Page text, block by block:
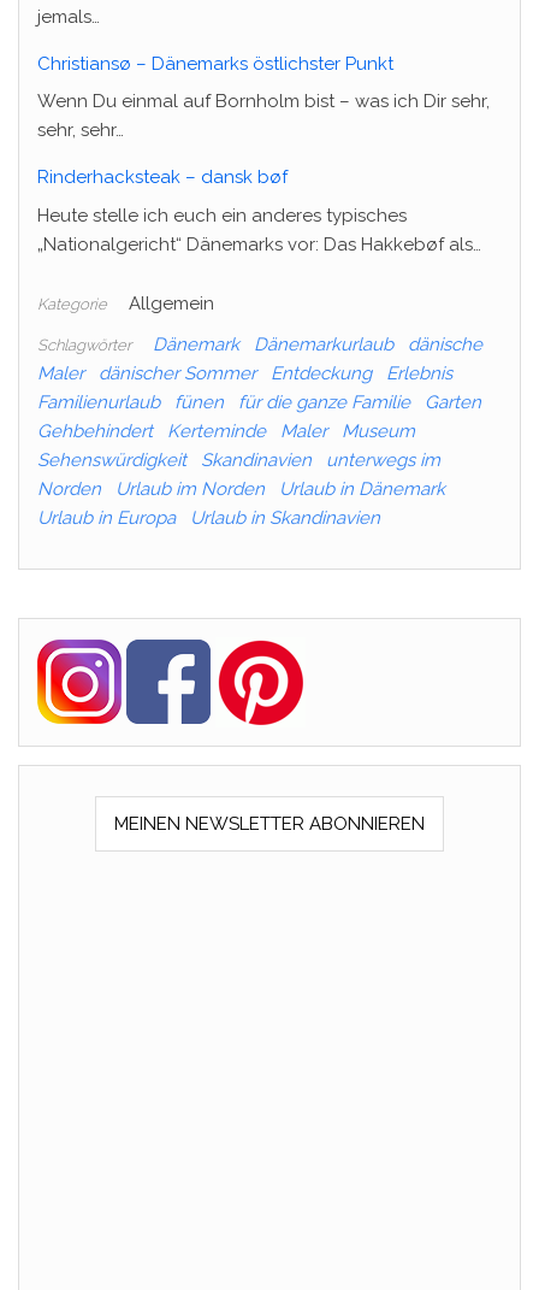
jemals…
Christiansø – Dänemarks östlichster Punkt
Wenn Du einmal auf Bornholm bist – was ich Dir sehr,
sehr, sehr…
Rinderhacksteak – dansk bøf
Heute stelle ich euch ein anderes typisches
„Nationalgericht“ Dänemarks vor: Das Hakkebøf als…
Kategorie Allgemein
Schlagwörter Dänemark Dänemarkurlaub
dänische
Maler
dänischer Sommer Entdeckung
Erlebnis
Familienurlaub
fünen für die ganze Familie
Garten
Gehbehindert
Kerteminde Maler
Museum
Sehenswürdigkeit
Skandinavien
unterwegs im
Norden
Urlaub im Norden
Urlaub in Dänemark
Urlaub in Europa
Urlaub in Skandinavien
MEINEN NEWSLETTER ABONNIEREN